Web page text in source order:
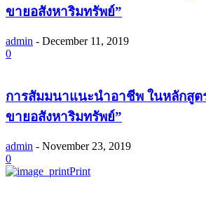
ขายอสังหาริมทรัพย์”
admin - December 11, 2019
0
การสัมมนาแนะนำอาชีพ ในหลักสูต
ขายอสังหาริมทรัพย์”
admin - November 23, 2019
0
Print